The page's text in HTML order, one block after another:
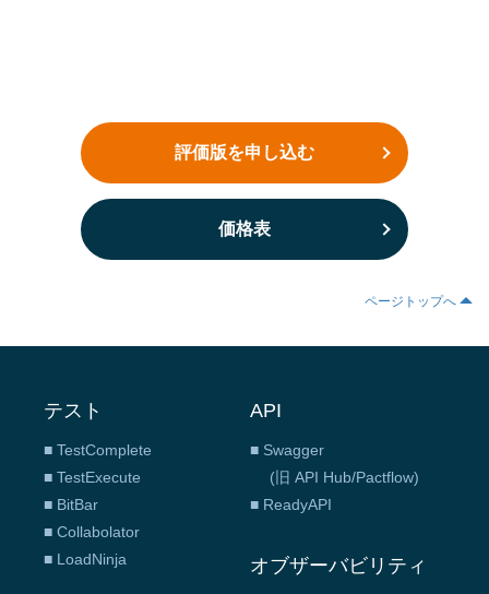
評価版を申し込む
価格表
ページトップへ
テスト
■ TestComplete
■ TestExecute
■ BitBar
■ Collabolator
■ LoadNinja
API
■ Swagger
(旧 API Hub/Pactflow)
■ ReadyAPI
オブザーバビリティ